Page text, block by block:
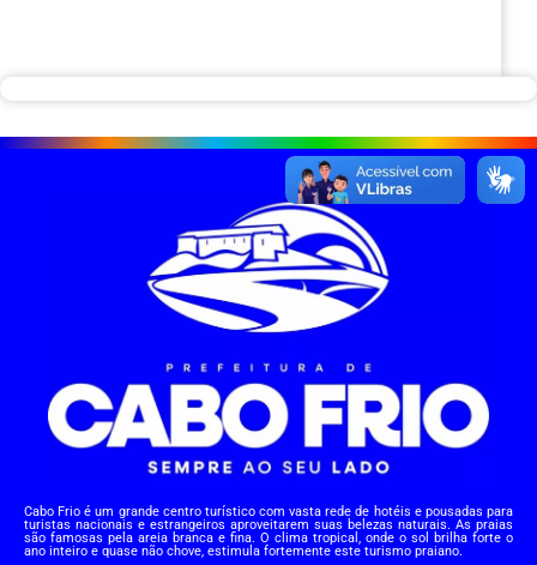
Cabo Frio é um grande centro turístico com vasta rede de hotéis e pousadas para
turistas nacionais e estrangeiros aproveitarem suas belezas naturais. As praias
são famosas pela areia branca e fina. O clima tropical, onde o sol brilha forte o
ano inteiro e quase não chove, estimula fortemente este turismo praiano.